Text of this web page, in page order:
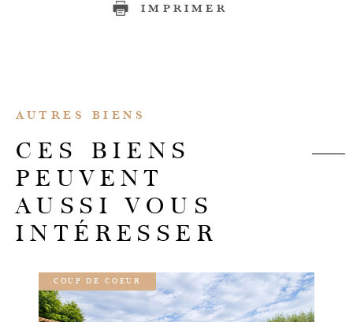
IMPRIMER
AUTRES BIENS
CES BIENS
PEUVENT
AUSSI VOUS
INTÉRESSER
COUP DE COEUR